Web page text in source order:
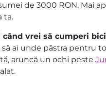
de 3000 RON. Mai
ta.
vrei să cumperi
să ai unde păstra pentru
aruncă un ochi peste